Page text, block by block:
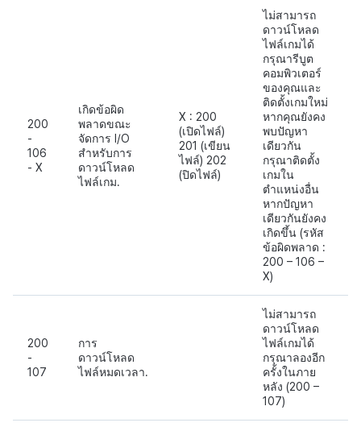
200
-
106
- X
เกิดข้อผิด
พลาดขณะ
จัดการ I/O
สำหรับการ
ดาวน์โหลด
ไฟล์เกม.
X : 200
(เปิดไฟล์)
201 (เขียน
ไฟล์) 202
(ปิดไฟล์)
ไม่สามารถ
ดาวน์โหลด
ไฟล์เกมได้
กรุณารีบูต
คอมพิวเตอร์
ของคุณและ
ติดตั้งเกมใหม่
หากคุณยังคง
พบปัญหา
เดียวกัน
กรุณาติดตั้ง
เกมใน
ตำแหน่งอื่น
หากปัญหา
เดียวกันยังคง
เกิดขึ้น (รหัส
ข้อผิดพลาด :
200 – 106 –
X)
200
-
107
การ
ดาวน์โหลด
ไฟล์หมดเวลา.
ไม่สามารถ
ดาวน์โหลด
ไฟล์เกมได้
กรุณาลองอีก
ครั้งในภาย
หลัง (200 –
107)